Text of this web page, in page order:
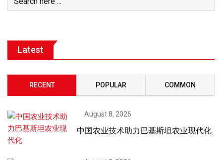
Latest
RECENT POPULAR COMMON
August 8, 2026
中国农业技术助力巴基斯坦农业现代化